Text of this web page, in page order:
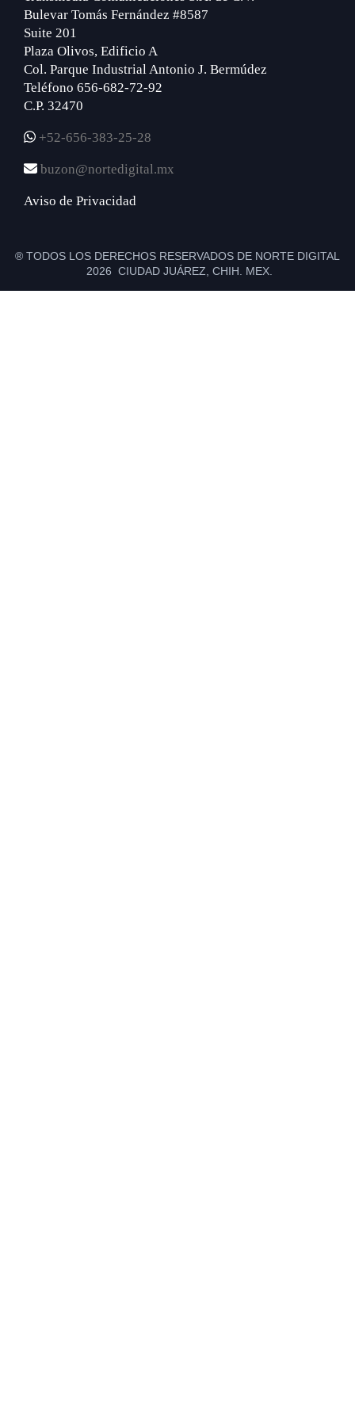
Bulevar Tomás Fernández #8587
Suite 201
Plaza Olivos, Edificio A
Col. Parque Industrial Antonio J. Bermúdez
Teléfono 656-682-72-92
C.P. 32470
+52-656-383-25-28
buzon@nortedigital.mx
Aviso de Privacidad
® TODOS LOS DERECHOS RESERVADOS DE NORTE DIGITAL
2026 CIUDAD JUÁREZ, CHIH. MEX.